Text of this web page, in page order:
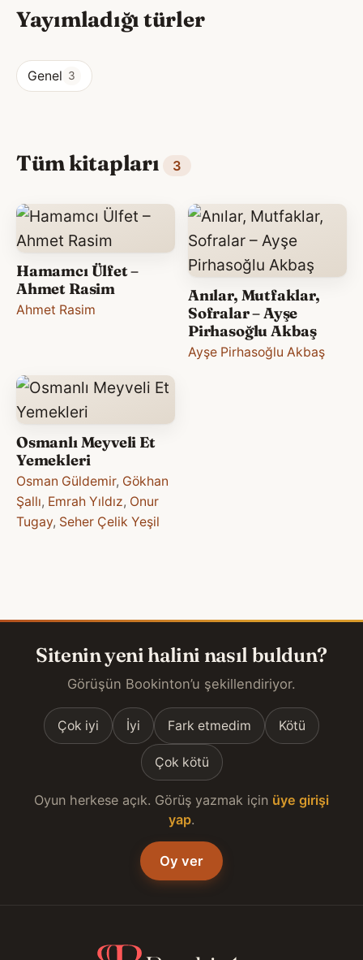
Yayımladığı türler
Genel 3
Tüm kitapları 3
Hamamcı Ülfet –
Ahmet Rasim
Ahmet Rasim
Anılar, Mutfaklar,
Sofralar – Ayşe
Pirhasoğlu Akbaş
Ayşe Pirhasoğlu Akbaş
Osmanlı Meyveli Et
Yemekleri
Osman Güldemir, Gökhan
Şallı, Emrah Yıldız, Onur
Tugay, Seher Çelik Yeşil
Sitenin yeni halini nasıl buldun?
Görüşün Bookinton’u şekillendiriyor.
Çok iyi İyi Fark etmedim Kötü
Çok kötü
Oyun herkese açık. Görüş yazmak için üye girişi
yap.
Oy ver